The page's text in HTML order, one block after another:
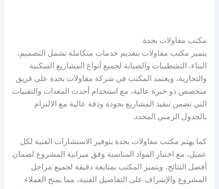
مكتب مقاولات بجدة
يتميز مكتب مقاولات بتقديم خدمات متكاملة تشمل التصميم،
البناء، التشطيبات والصيانة لجميع أنواع المشاريع السكنية
والتجارية، ويعتمد المكتب في شركة مقاولات بجدة على فريق
متخصص ذو خبرة عالية، مع استخدام أحدث المعدات والتقنيات
التي تضمن تنفيذ المشاريع بجودة ودقة عالية مع الالتزام
بالجدول الزمني المحدد.
كما يهتم مكتب مقاولات بجدة بتوفير الاستشارات الفنية لكل
عميل، مع اختيار المواد المناسبة وفق ميزانية المشروع لضمان
أفضل النتائج، ويتميز المكتب بمتابعة دقيقة لجميع مراحل
المشروع والإشراف على التفاصيل الفنية، مما يمنح العملاء